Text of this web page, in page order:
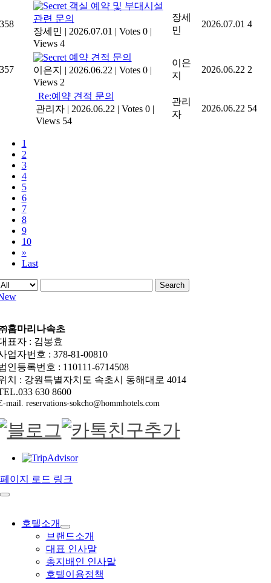
객실 예약 및 부대시설
관련 문의
장세민 | 2026.07.01 | Votes 0 |
Views 4
장세
민
2026.07.01 4
예약 견적 문의
이은지
| 2026.06.22 | Votes 0 |
Views 2
이은
지
2026.06.22 2
Re:예약 견적 문의
관리자 | 2026.06.22 | Votes 0 |
Views 54
관리
자
2026.06.22 54
1
2
3
4
5
6
7
8
9
10
»
Last
Search
홈마리나속초
표자 : 김봉효
업자번호 : 378-81-00810
인등록번호 : 110111-6714508
치 : 강원특별자치도 속초시 동해대로 4014
630 8600
mail. reservations-sokcho@hommhotels.com
페이지 로드 링크
호텔소개
브랜드소개
대표 인사말
총지배인 인사말
호텔이용정책